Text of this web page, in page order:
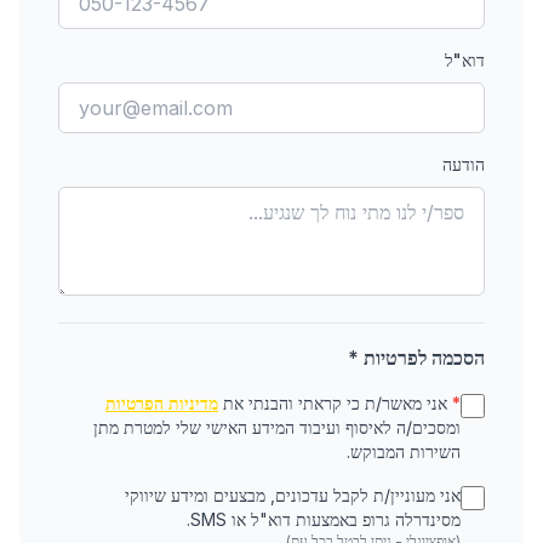
דוא"ל
הודעה
הסכמה לפרטיות *
* אני מאשר/ת כי קראתי והבנתי את מדיניות הפרטיות
ומסכים/ה לאיסוף ועיבוד המידע האישי שלי למטרת מתן
השירות המבוקש.
אני מעוניין/ת לקבל עדכונים, מבצעים ומידע שיווקי
מסינדרלה גרופ באמצעות דוא"ל או SMS.